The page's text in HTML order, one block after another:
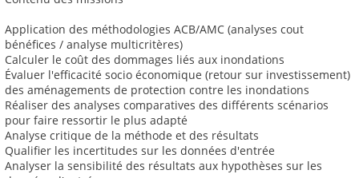
Application des méthodologies ACB/AMC (analyses cout
bénéfices / analyse multicritères)
Calculer le coût des dommages liés aux inondations
Évaluer l'efficacité socio économique (retour sur investissement)
des aménagements de protection contre les inondations
Réaliser des analyses comparatives des différents scénarios
pour faire ressortir le plus adapté
Analyse critique de la méthode et des résultats
Qualifier les incertitudes sur les données d'entrée
Analyser la sensibilité des résultats aux hypothèses sur les